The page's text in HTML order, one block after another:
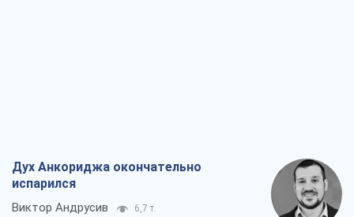
Дух Анкориджа окончательно
испарился
Виктор Андрусив 6,7 т.